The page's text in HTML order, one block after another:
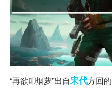
“再欲叩烟萝”出自宋代方回